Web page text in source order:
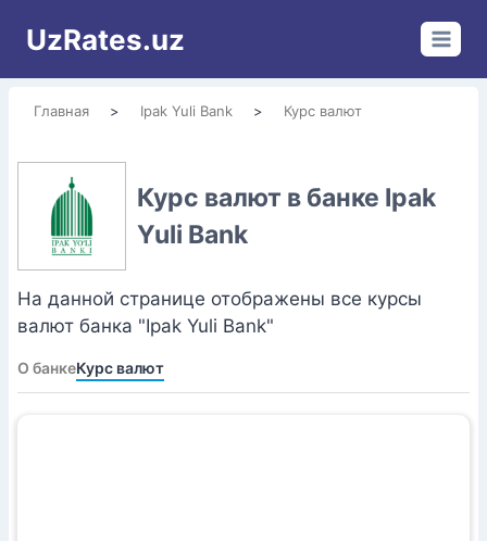
UzRates.uz
Главная > Ipak Yuli Bank > Курс валют
Курс валют в банке Ipak
Yuli Bank
На данной странице отображены все курсы
валют банка "Ipak Yuli Bank"
О банкеКурс валют